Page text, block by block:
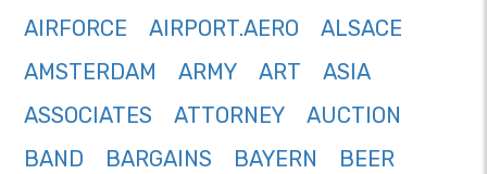
AIRFORCE
AIRPORT.AERO
ALSACE
AMSTERDAM
ARMY ART
ASIA
ASSOCIATES
ATTORNEY
AUCTION
BAND
BARGAINS BAYERN
BEER